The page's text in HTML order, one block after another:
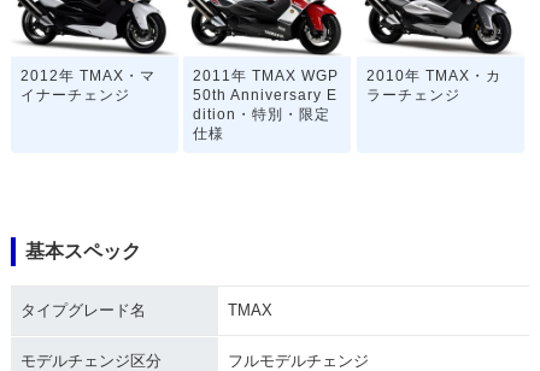
2012年 TMAX・マ
イナーチェンジ
2011年 TMAX WGP
50th Anniversary E
dition・特別・限定
仕様
2010年 TMAX・カ
ラーチェンジ
2010年 TMAX 10th
MAX・特別・限定仕
2008年 TMAX・フ
基本スペック
タイプグレード名 TMAX
モデルチェンジ区分 フルモデルチェンジ